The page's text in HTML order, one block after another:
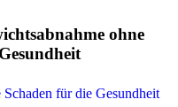
ohne